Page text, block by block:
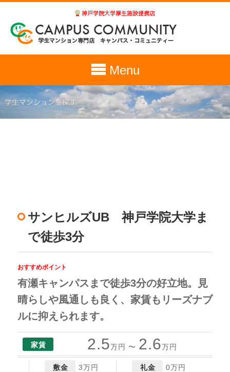
Menu
サンヒルズUB 神戸学院大学ま
で徒歩3分
おすすめポイント
有瀬キャンパスまで徒歩3分の好立地。見
晴らしや風通しも良く、家賃もリーズナブ
ルに抑えられます。
家賃 2.5万円 〜 2.6万円
敷金 3万円 礼金
0万円